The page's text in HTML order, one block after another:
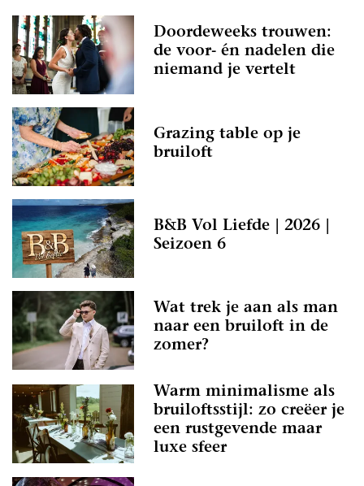
Doordeweeks trouwen:
de voor- én nadelen die
niemand je vertelt
Grazing table op je
bruiloft
B&B Vol Liefde | 2026 |
Seizoen 6
Wat trek je aan als man
naar een bruiloft in de
zomer?
Warm minimalisme als
bruiloftsstijl: zo creëer je
een rustgevende maar
luxe sfeer